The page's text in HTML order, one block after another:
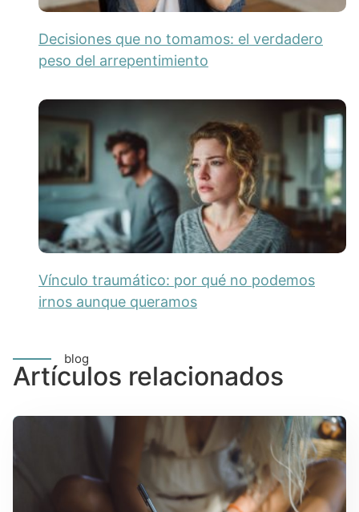
Decisiones que no tomamos: el verdadero
peso del arrepentimiento
Vínculo traumático: por qué no podemos
irnos aunque queramos
blog
Artículos relacionados